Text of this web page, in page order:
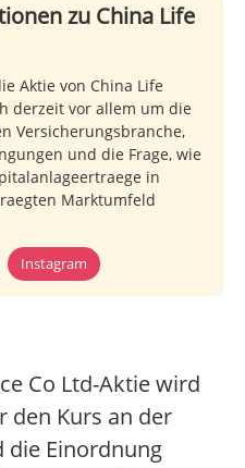
zu China Life
Aktie von China Life
derzeit vor allem um die
Versicherungsbranche,
und die Frage, wie
in
Marktumfeld
Instagram
Co Ltd-Aktie wird
den Kurs an der
die Einordnung